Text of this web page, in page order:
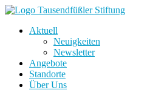
Aktuell
Neuigkeiten
Newsletter
Angebote
Standorte
Über Uns